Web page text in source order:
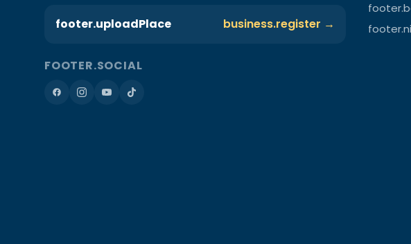
footer.uploadPlace business.register →
FOOTER.SOCIAL